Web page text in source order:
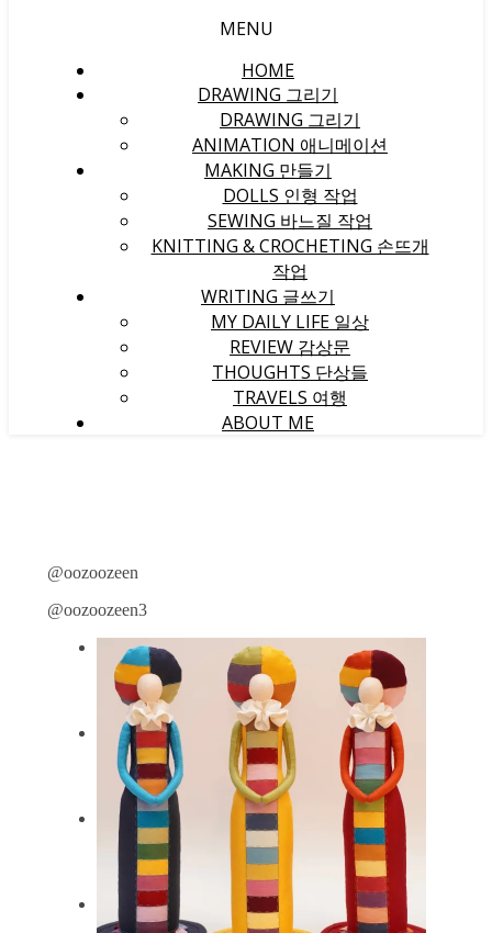
MENU
HOME
DRAWING 그리기
DRAWING 그리기
ANIMATION 애니메이션
MAKING 만들기
DOLLS 인형 작업
SEWING 바느질 작업
KNITTING & CROCHETING 손뜨개
작업
WRITING 글쓰기
MY DAILY LIFE 일상
REVIEW 감상문
THOUGHTS 단상들
TRAVELS 여행
ABOUT ME
@oozoozeen
@oozoozeen3